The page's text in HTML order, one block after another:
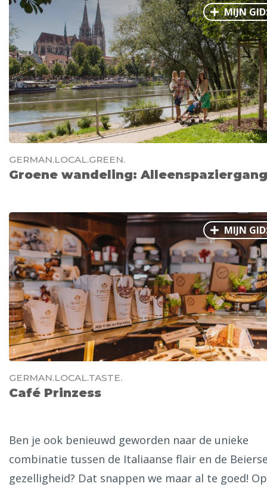
MIJN
GERMAN.LOCAL.GREEN.
Groene wandeling: Alleenspaziergang
MIJN
GERMAN.LOCAL.TASTE.
Café Prinzess
Ben je ook benieuwd geworden naar de unieke
combinatie tussen de Italiaanse flair en de
gezelligheid? Dat snappen we maar al te goed!